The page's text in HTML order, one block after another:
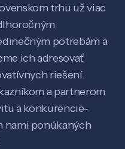
trhu už viac
potrebám a
ich adresovať
riešení.
a partnerom
a konkurencie-
nami ponúkaných